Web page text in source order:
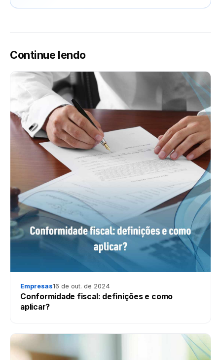
Continue lendo
Empresas16 de out. de 2024
Conformidade fiscal: definições e como
aplicar?